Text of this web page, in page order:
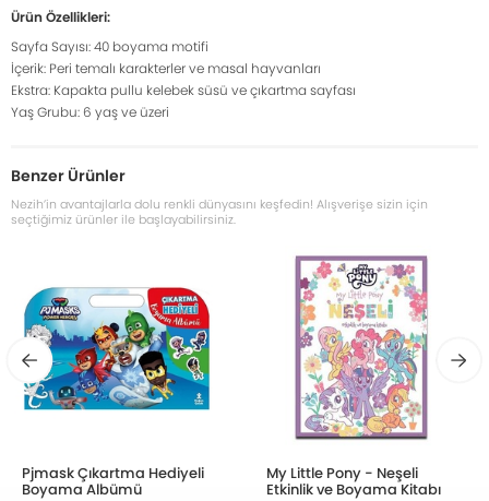
Ürün Özellikleri:
Sayfa Sayısı: 40 boyama motifi
İçerik: Peri temalı karakterler ve masal hayvanları
Ekstra: Kapakta pullu kelebek süsü ve çıkartma sayfası
Yaş Grubu: 6 yaş ve üzeri
Benzer Ürünler
Nezih’in avantajlarla dolu renkli dünyasını keşfedin! Alışverişe sizin için
seçtiğimiz ürünler ile başlayabilirsiniz.
Pjmask Çıkartma Hediyeli
Boyama Albümü
My Little Pony - Neşeli
Etkinlik ve Boyama Kitabı